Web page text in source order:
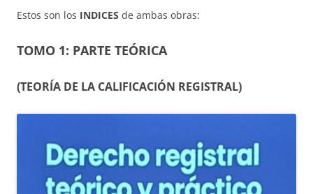
Estos son los INDICES de ambas obras:
TOMO 1: PARTE TEÓRICA
(TEORÍA DE LA CALIFICACIÓN REGISTRAL)